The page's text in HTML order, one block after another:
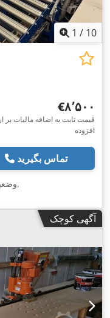
1 / 10
‎€۸٬۵۰۰
قیمت ثابت به اضافه مالیات بر
افزوده
تماس بگیرید
,
آگهی کوچک